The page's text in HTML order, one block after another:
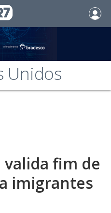
Unidos
valida fim de
imigrantes